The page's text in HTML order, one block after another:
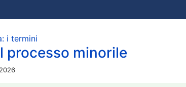
i termini
processo minorile